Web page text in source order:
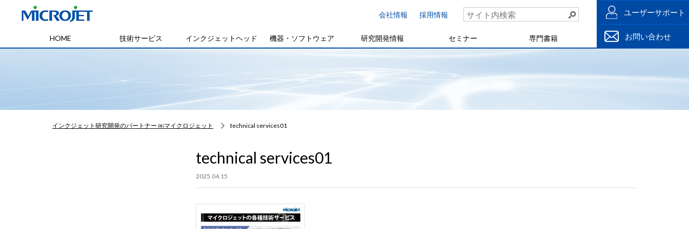
会社情報 採用情報
HOME 技術サービス インクジェットヘッド 機器・ソフトウェア 研究開発情報 セミナー 専門書籍
ユーザーサポート
お問い合わせ
インクジェット研究開発のパートナー ㈱マイクロジェット technical services01
technical services01
2025.04.15